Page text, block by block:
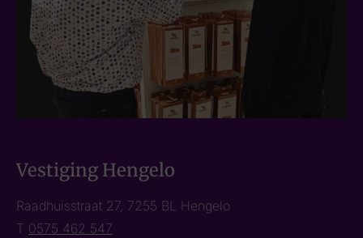
Vestiging Hengelo
Raadhuisstraat 27, 7255 BL Hengelo
T 0575 462 547